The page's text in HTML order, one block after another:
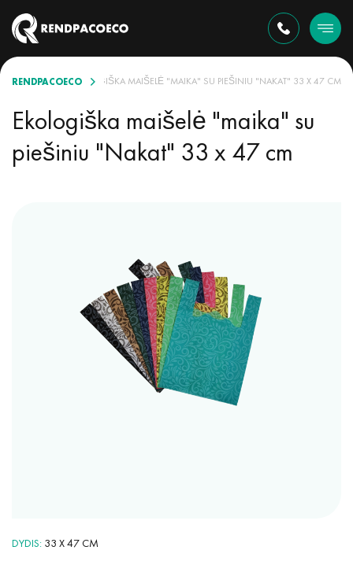
RENDPACOECOEKOLOGIŠKA MAIŠELĖ "MAIKA" SU PIEŠINIU "NAKAT" 33 X 47 CM
Ekologiška maišelė "maika" su
piešiniu "Nakat" 33 x 47 cm
DYDIS 33 X 47 CM